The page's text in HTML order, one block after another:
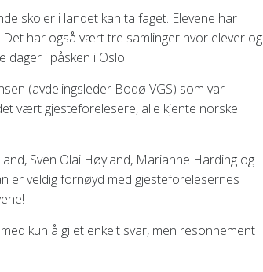
skoler i landet kan ta faget. Elevene har
har også vært tre samlinger hvor elever og
dager i påsken i Oslo.
(avdelingsleder Bodø VGS) som var
vært gjesteforelesere, alle kjente norske
Sven Olai Høyland, Marianne Harding og
er veldig fornøyd med gjesteforelesernes
kun å gi et enkelt svar, men resonnement